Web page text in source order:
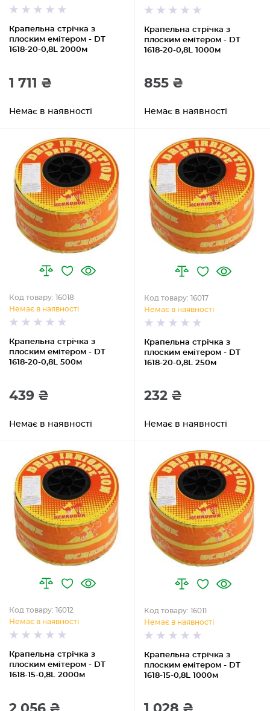
Крапельна стрічка з
плоским емітером - DT
1618-20-0,8L 2000м
1 711 ₴
Немає в наявності
Крапельна стрічка з
плоским емітером - DT
1618-20-0,8L 1000м
855 ₴
Немає в наявності
Крапельна стрічка з
плоским емітером - DT
1618-20-0,8L 500м
Код товару: 16018
Немає в наявності
439 ₴
Немає в наявності
Крапельна стрічка з
плоским емітером - DT
1618-20-0,8L 250м
Код товару: 16017
Немає в наявності
232 ₴
Немає в наявності
Крапельна стрічка з
плоским емітером - DT
1618-15-0,8L 2000м
Код товару: 16012
Немає в наявності
Крапельна стрічка з
плоским емітером - DT
1618-15-0,8L 1000м
Код товару: 16011
Немає в наявності